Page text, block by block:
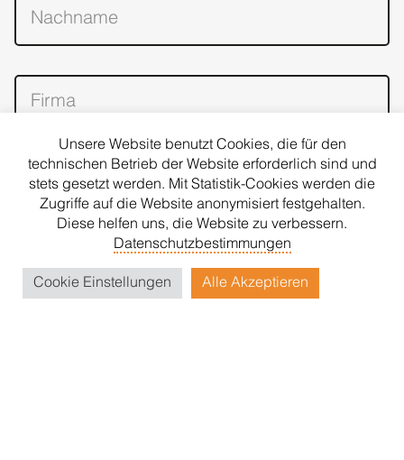
ANMELDEN
Unsere Website benutzt Cookies, die für den
technischen Betrieb der Website erforderlich sind und
stets gesetzt werden. Mit Statistik-Cookies werden die
Zugriffe auf die Website anonymisiert festgehalten.
Diese helfen uns, die Website zu verbessern.
Datenschutzbestimmungen
Cookie Einstellungen Alle Akzeptieren